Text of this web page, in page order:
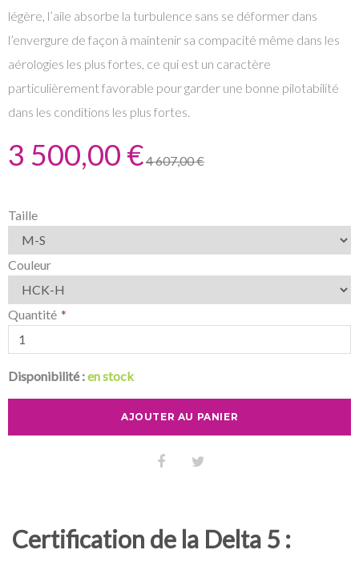
légère, l’aile absorbe la turbulence sans se déformer dans
l’envergure de façon à maintenir sa compacité même dans les
aérologies les plus fortes, ce qui est un caractère
particulièrement favorable pour garder une bonne pilotabilité
dans les conditions les plus fortes.
3 500,00 €4 607,00 €
Taille
Couleur
Quantité
Disponibilité :en stock
AJOUTER AU PANIER
Certification de la Delta 5 :